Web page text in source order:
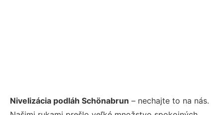
Nivelizácia podláh Schönabrun – nechajte to na nás.